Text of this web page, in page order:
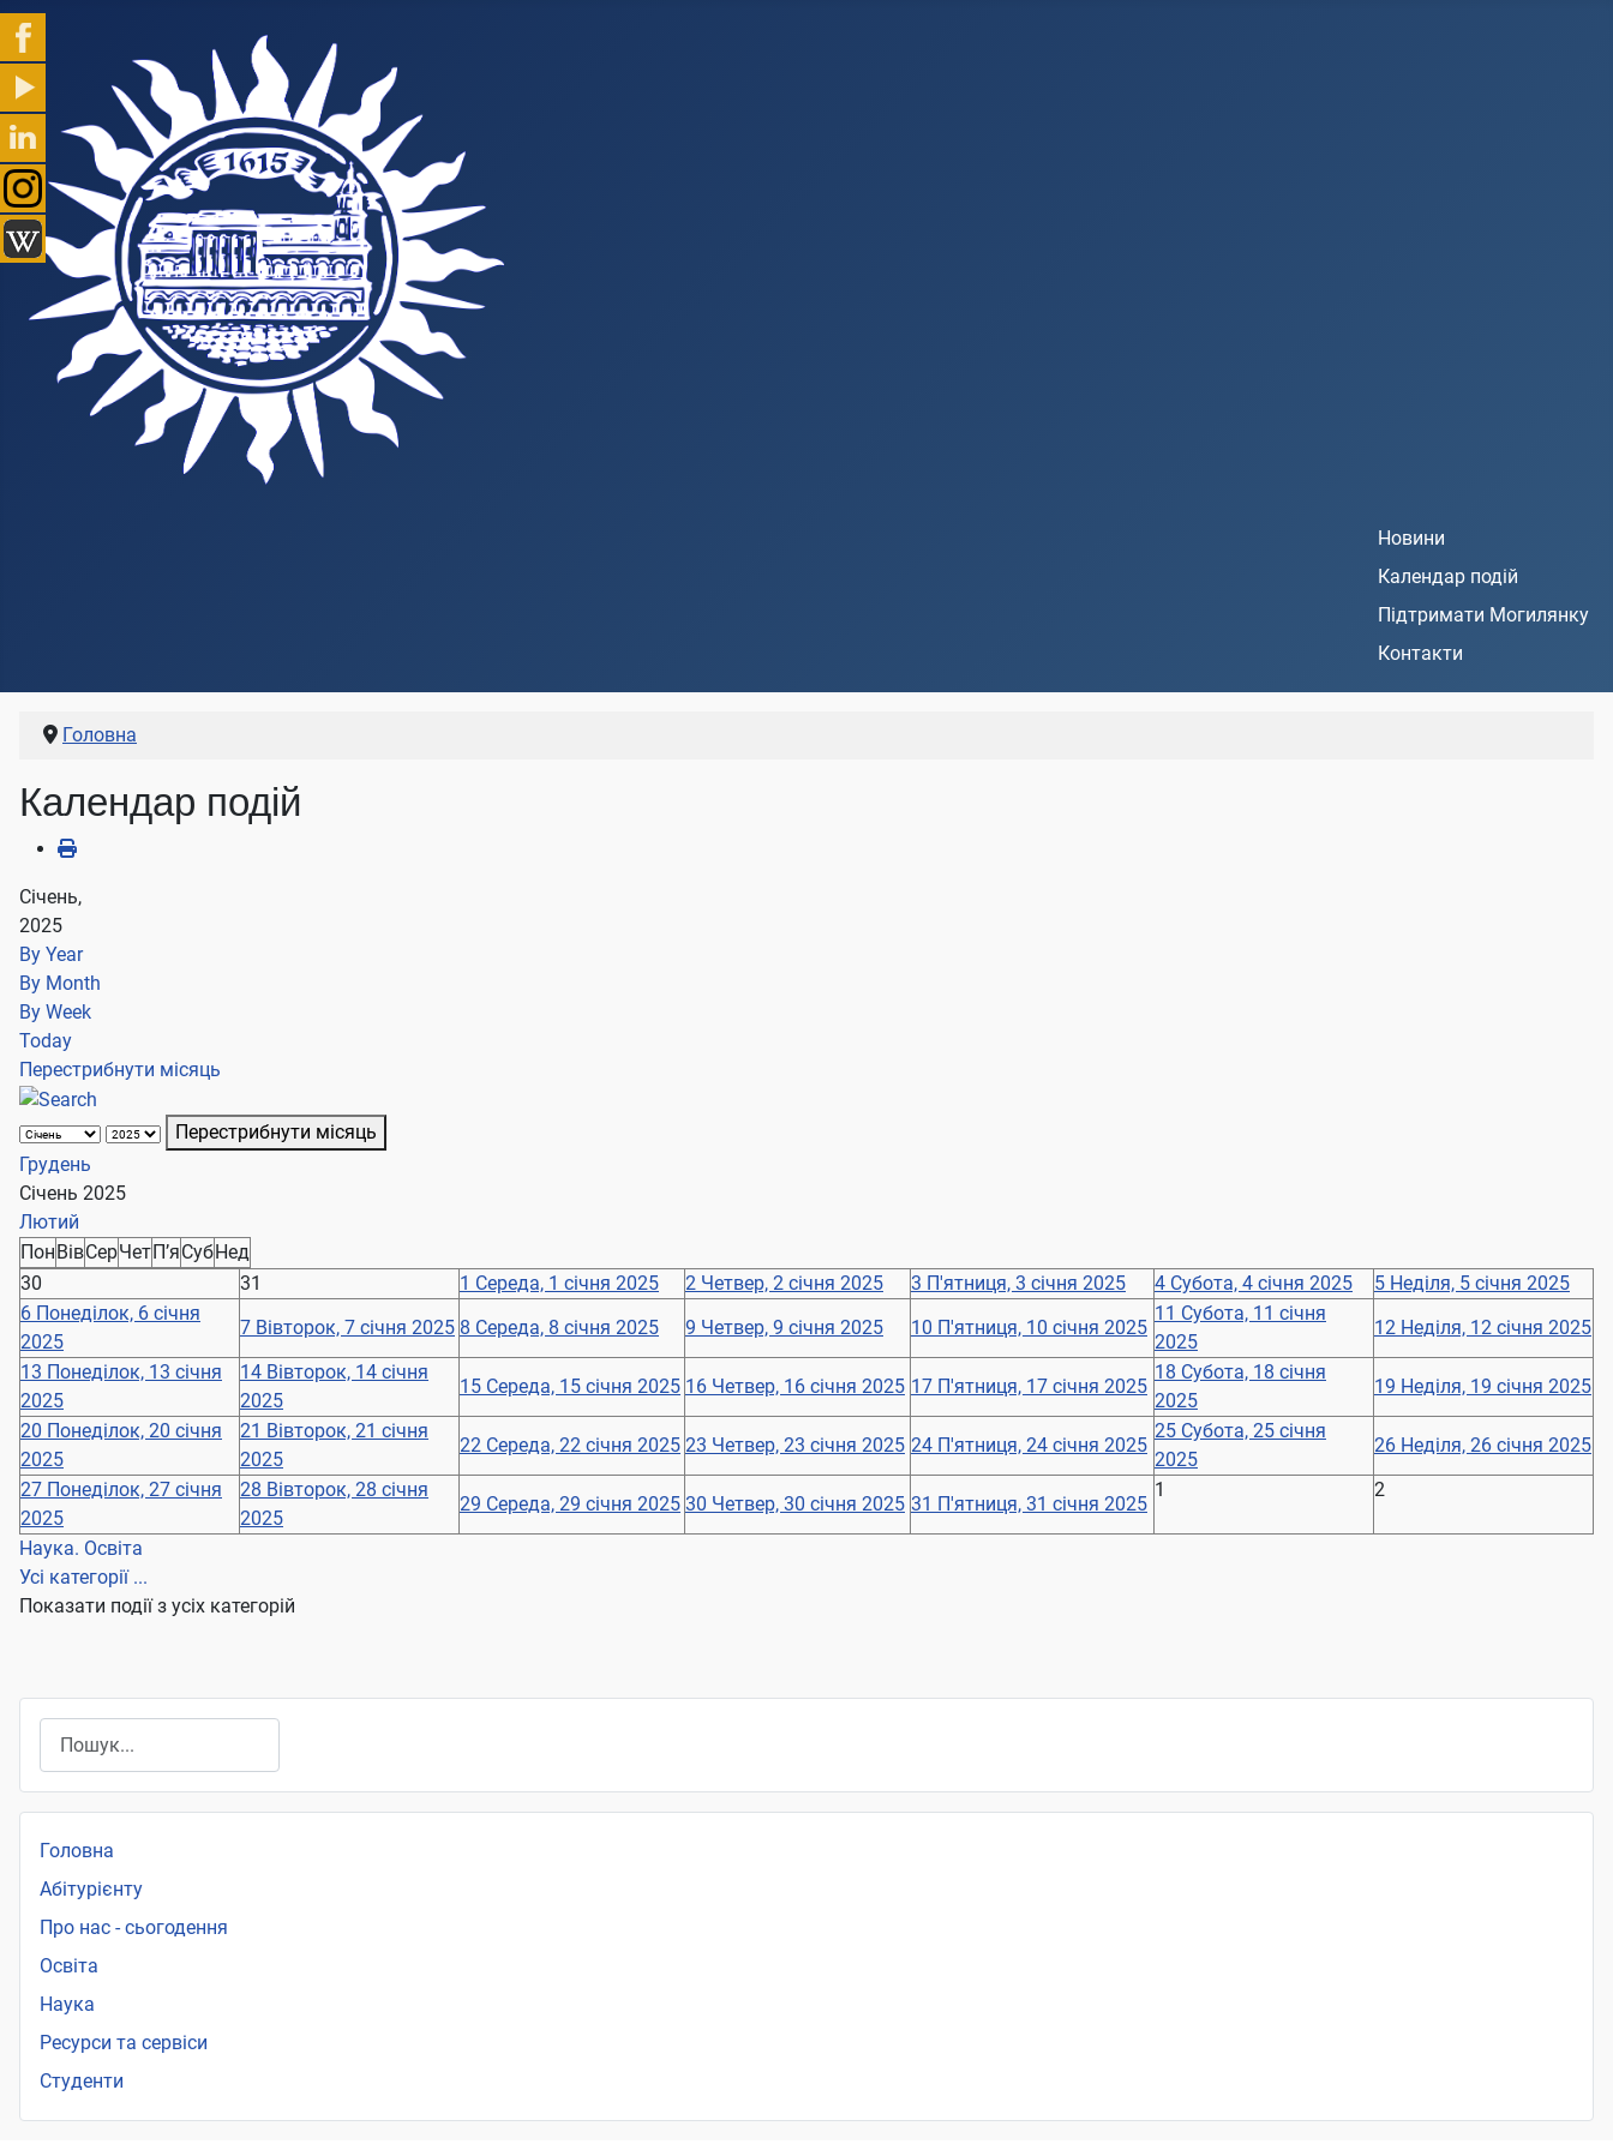
Новини
Календар подій
Підтримати Могилянку
Контакти
Головна
Календар подій
Січень,
2025
By Year
By Month
By Week
Today
Перестрибнути місяць
Перестрибнути місяць
Грудень
Січень 2025
Лютий
Пон ВівСерЧет П’яСубНед
30
31 1 Середа, 1 січня 2025 2 Четвер, 2 січня 2025 3 П'ятниця, 3 січня 2025 4 Субота, 4 січня 2025 5 Неділя, 5 січня 2025
6 Понеділок, 6 січня
2025
7 Вівторок, 7 січня 2025 8 Середа, 8 січня 2025 9 Четвер, 9 січня 2025 10 П'ятниця, 10 січня 2025
11 Субота, 11 січня
2025
12 Неділя, 12 січня 2025
13 Понеділок, 13 січня
2025
14 Вівторок, 14 січня
2025
15 Середа, 15 січня 2025 16 Четвер, 16 січня 2025 17 П'ятниця, 17 січня 2025
18 Субота, 18 січня
2025
19 Неділя, 19 січня 2025
20 Понеділок, 20 січня
2025
21 Вівторок, 21 січня
2025
22 Середа, 22 січня 2025 23 Четвер, 23 січня 2025 24 П'ятниця, 24 січня 2025
25 Субота, 25 січня
2025
26 Неділя, 26 січня 2025
27 Понеділок, 27 січня
2025
28 Вівторок, 28 січня
2025
29 Середа, 29 січня 2025 30 Четвер, 30 січня 2025 31 П'ятниця, 31 січня 2025
1 2
Наука. Освіта
Усі категорії ...
Показати події з усіх категорій
Головна
Абітурієнту
Про нас - сьогодення
Освіта
Наука
Ресурси та сервіси
Студенти